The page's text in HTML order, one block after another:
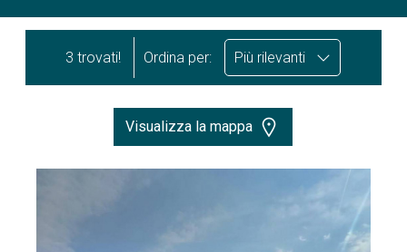
3 trovati! Ordina per: Più rilevanti
Visualizza la mappa